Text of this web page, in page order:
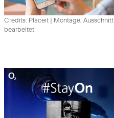
Credits: Placeit | Montage, Ausschnitt
bearbeitet